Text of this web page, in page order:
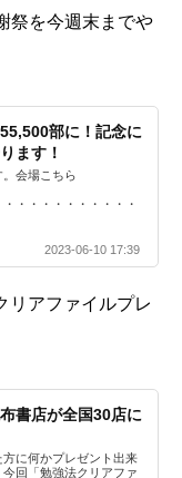
祭を今週末までや
部に！記念に
ます！
会場こちら
・・・・・・・・・・
2023-06-10 17:39
リアファイルプレ
書店が全国30店に
方に何かプレゼント出来
回「勉強法クリアファ